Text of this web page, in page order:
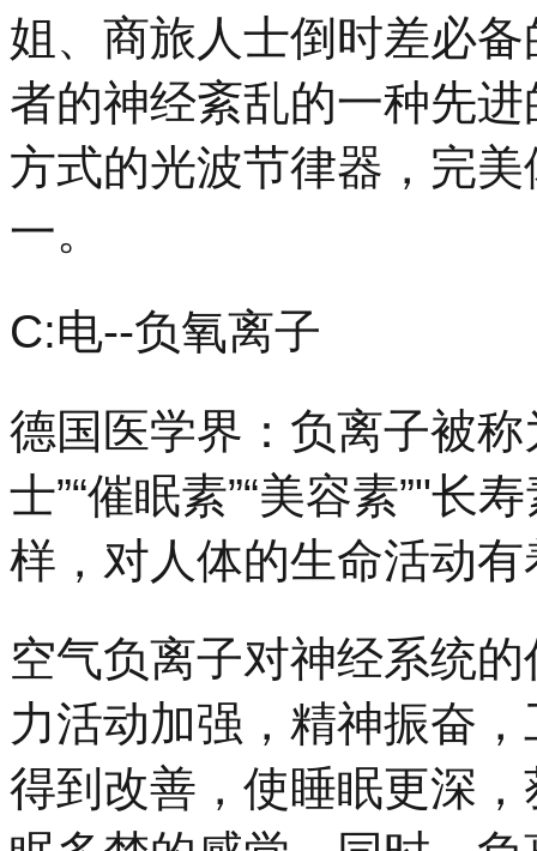
姐、商旅人士倒时差必
者的神经紊乱的一种先
方式的光波节律器，完
一。
C:电--负氧离子
德国医学界：负离子被称
士”“催眠素”“美容素”"长
样，对人体的生命活动
空气负离子对神经系统
力活动加强，精神振奋
得到改善，使睡眠更深